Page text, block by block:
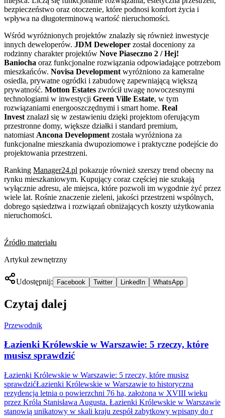
bezpieczeństwo oraz otoczenie, które podnosi komfort życia i
wpływa na długoterminową wartość nieruchomości.
Wśród wyróżnionych projektów znalazły się również inwestycje
innych deweloperów. JDM Deweloper został doceniony za
rodzinny charakter projektów Nove Piaseczno 2 / Hej!
Baniocha oraz funkcjonalne rozwiązania odpowiadające potrzebom
mieszkańców. Novisa Development wyróżniono za kameralne
osiedla, prywatne ogródki i zabudowę zapewniającą większą
prywatność. Motton Estates zwrócił uwagę nowoczesnymi
technologiami w inwestycji Green Ville Estate, w tym
rozwiązaniami energooszczędnymi i smart home. Real
Invest znalazł się w zestawieniu dzięki projektom oferującym
przestronne domy, większe działki i standard premium,
natomiast Ancona Development została wyróżniona za
funkcjonalne mieszkania dwupoziomowe i praktyczne podejście do
projektowania przestrzeni.
Ranking Manager24.pl pokazuje również szerszy trend obecny na
rynku mieszkaniowym. Kupujący coraz częściej nie szukają
wyłącznie adresu, ale miejsca, które pozwoli im wygodnie żyć przez
wiele lat. Rośnie znaczenie zieleni, jakości przestrzeni wspólnych,
dobrego sąsiedztwa i rozwiązań obniżających koszty użytkowania
nieruchomości.
Źródło materiału
Artykuł zewnętrzny
Udostępnij: Facebook Twitter LinkedIn WhatsApp
Czytaj dalej
Przewodnik
Łazienki Królewskie w Warszawie: 5 rzeczy, które
musisz sprawdzić
Łazienki Królewskie w Warszawie: 5 rzeczy, które musisz
sprawdzićŁazienki Królewskie w Warszawie to historyczna
rezydencja letnia o powierzchni 76 ha, założona w XVIII wieku
przez Króla Stanisława Augusta. Łazienki Królewskie w Warszawie
stanowią unikatowy w skali kraju zespół zabytkowy wpisany do r